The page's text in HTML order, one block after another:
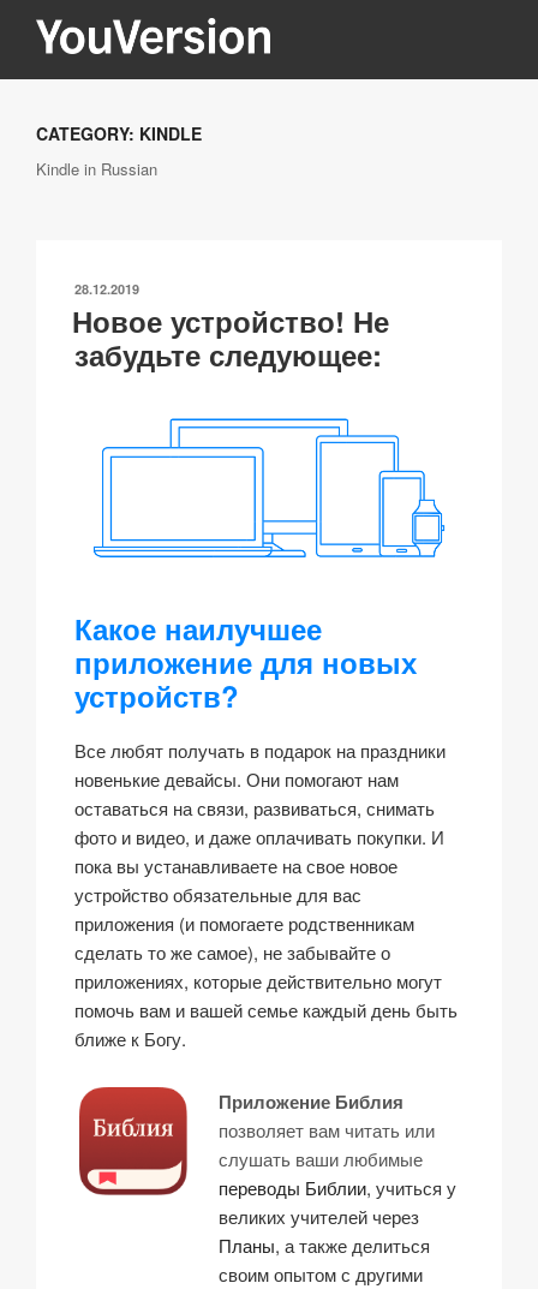
YOUVERSION
Seeking God every day.
CATEGORY: KINDLE
Kindle in Russian
ОПУБЛИКОВАНО
28.12.2019
Новое устройство! Не
забудьте следующее:
Какое наилучшее
приложение для новых
устройств?
Все любят получать в подарок на праздники
новенькие девайсы. Они помогают нам
оставаться на связи, развиваться, снимать
фото и видео, и даже оплачивать покупки. И
пока вы устанавливаете на свое новое
устройство обязательные для вас
приложения (и помогаете родственникам
сделать то же самое), не забывайте о
приложениях, которые действительно могут
помочь вам и вашей семье каждый день быть
ближе к Богу.
Приложение Библия
позволяет вам читать или
слушать ваши любимые
переводы Библии, учиться у
великих учителей через
Планы, а также делиться
своим опытом с другими